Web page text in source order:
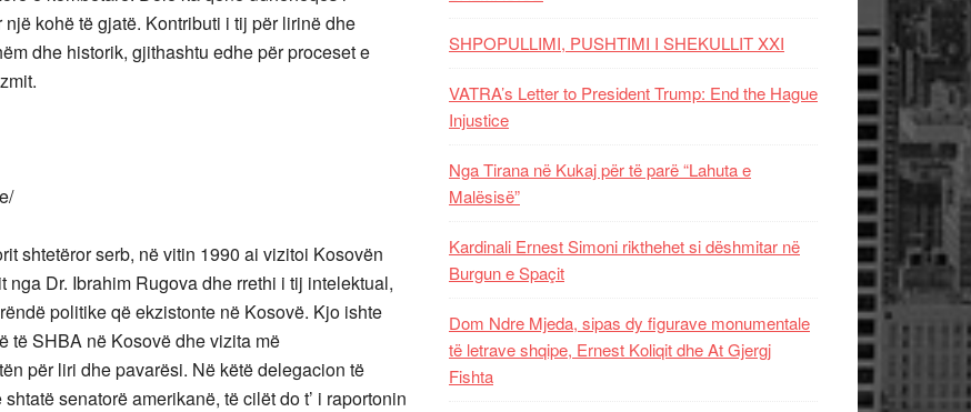
kohë të gjatë. Kontributi i tij për lirinë dhe
dhe historik, gjithashtu edhe për proceset e
shtetëror serb, në vitin 1990 ai vizitoi Kosovën
Dr. Ibrahim Rugova dhe rrethi i tij intelektual,
politike që ekzistonte në Kosovë. Kjo ishte
të SHBA në Kosovë dhe vizita më
për liri dhe pavarësi. Në këtë delegacion të
senatorë amerikanë, të cilët do t’ i raportonin
SHPOPULLIMI, PUSHTIMI I SHEKULLIT XXI
VATRA’s Letter to President Trump: End the Hague
Injustice
Nga Tirana në Kukaj për të parë “Lahuta e
Malësisë”
Kardinali Ernest Simoni rikthehet si dëshmitar në
Burgun e Spaçit
Dom Ndre Mjeda, sipas dy figurave monumentale
të letrave shqipe, Ernest Koliqit dhe At Gjergj
Fishta